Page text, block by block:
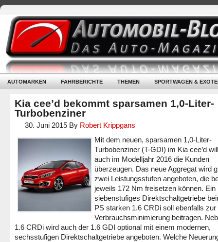
AUTOMARKEN FAHRBERICHTE THEMEN SPORTWAGEN &
Kia cee’d bekommt sparsamen 1,0-Liter-
Turbobenziner
30. Juni 2015 By Robert Krippgans
Mit dem neuen, sparsamen 1,0-Liter-
Turbobenziner (T-GDI) im Kia cee’d
auch im Modelljahr 2016 die Kunden
überzeugen. Das neue Aggregat wird
zwei Leistungsstufen angeboten, die
jeweils 172 Nm freisetzen können. Ein
siebenstufiges Direktschaltgetriebe
PS starken 1.6 CRDi soll ebenfalls zur
Verbrauchsminimierung beitragen.
1.6 CRDi wird auch der 1.6 GDI optional mit einem modernen,
sechsstufigen Direktschaltgetriebe angeboten. Welche